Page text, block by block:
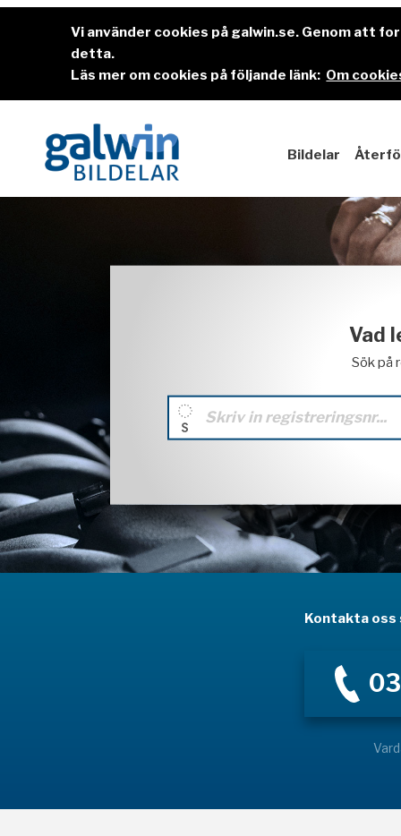
Vi använder cookies på galwin.se. Genom att
detta.
Läs mer om cookies på följande länk: Om
Bildelar
Vad
Sök på
Kontakta oss